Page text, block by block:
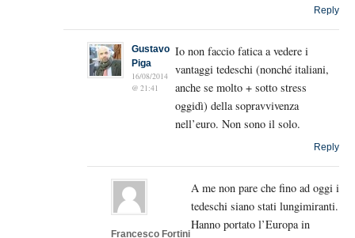
Reply
Gustavo
Piga
16/08/2014
@ 21:41
Io non faccio fatica a vedere i
vantaggi tedeschi (nonché italiani,
anche se molto + sotto stress
oggidì) della sopravvivenza
nell’euro. Non sono il solo.
Reply
Francesco Fortini
A me non pare che fino ad oggi i
tedeschi siano stati lungimiranti.
Hanno portato l’Europa in